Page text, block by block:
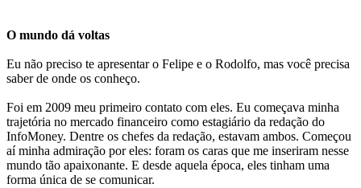
O mundo dá voltas
Eu não preciso te apresentar o Felipe e o Rodolfo, mas você precisa
saber de onde os conheço.
Foi em 2009 meu primeiro contato com eles. Eu começava minha
trajetória no mercado financeiro como estagiário da redação do
InfoMoney. Dentre os chefes da redação, estavam ambos. Começou
aí minha admiração por eles: foram os caras que me inseriram nesse
mundo tão apaixonante. E desde aquela época, eles tinham uma
forma única de se comunicar.